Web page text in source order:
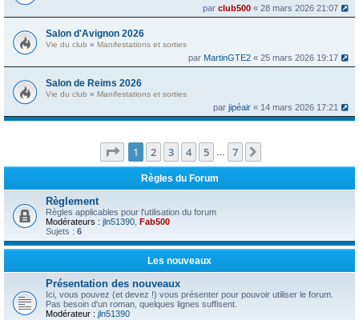
parclub500 « 28 mars 2026 21:07
Salon d'Avignon 2026
Vie du club » Manifestations et sorties
par MartinGTE2 « 25 mars 2026 19:17
Salon de Reims 2026
Vie du club » Manifestations et sorties
parjipéair « 14 mars 2026 17:21
Page 1sur7
1 2 3 4 5 7
Règles du Forum
Règlement
Règles applicables pour l'utilisation du forum
Modérateurs : jln51390 Fab500
Sujets : 6
Les nouveaux
Présentation des nouveaux
Ici, vous pouvez (et devez !) vous présenter pour pouvoir utiliser le forum.
Pas besoin d'un roman, quelques lignes suffisent.
Modérateur : jln51390